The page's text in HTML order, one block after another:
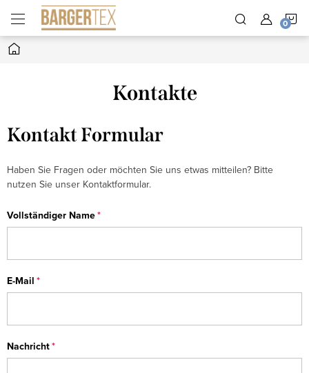
Inhalt
springen
Startseite
Kontakte
Kontakt Formular
Haben Sie Fragen oder möchten Sie uns etwas mitteilen? Bitte
nutzen Sie unser Kontaktformular.
Vollständiger Name
E-Mail
Nachricht